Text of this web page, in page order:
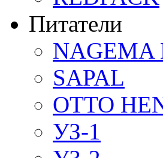
Питатели
NAGEMA
SAPAL
OTTO
УЗ-1